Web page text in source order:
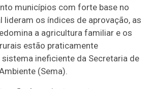
municípios com forte base no
lideram os índices de aprovação, as
a agricultura familiar e os
estão praticamente
ineficiente da Secretaria de
(Sema).